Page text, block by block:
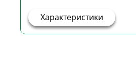
Характеристики